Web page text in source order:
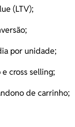
(LTV);
por unidade;
cross selling;
de carrinho;